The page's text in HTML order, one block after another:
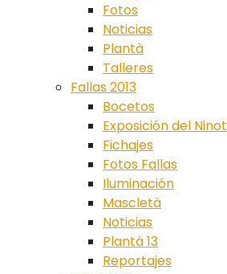
Fotos
Noticias
Plantà
Talleres
Fallas 2013
Bocetos
Exposición del Ninot
Fichajes
Fotos Fallas
Iluminación
Mascletà
Noticias
Plantà 13
Reportajes